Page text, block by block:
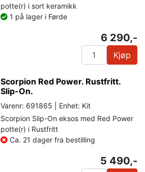
potte(r) i sort keramikk
1 på lager i Førde
6 290,-
Kjøp
Scorpion Red Power. Rustfritt.
Slip-On.
Varenr: 691865 | Enhet: Kit
Scorpion Slip-On eksos med Red Power
potte(r) i Rustfritt
Ca. 21 dager fra bestilling
5 490,-